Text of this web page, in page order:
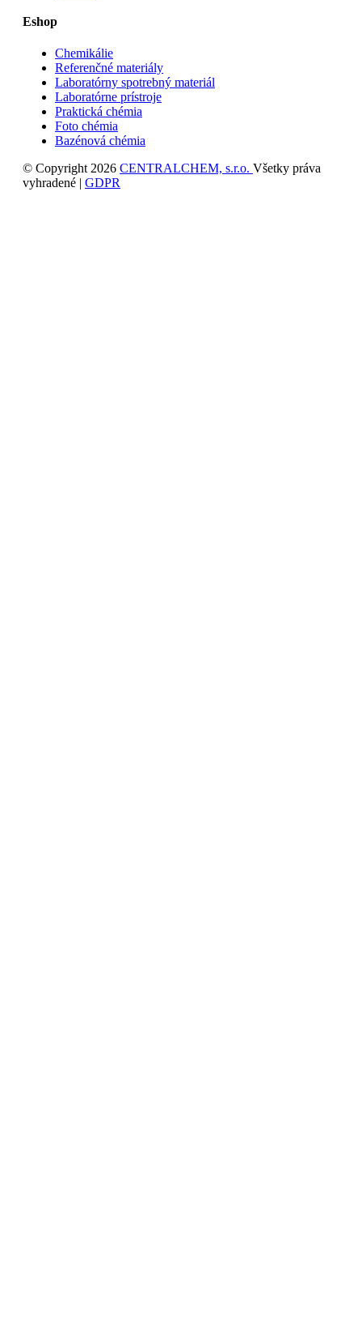
Eshop
Chemikálie
Referenčné materiály
Laboratórny spotrebný materiál
Laboratórne prístroje
Praktická chémia
Foto chémia
Bazénová chémia
© Copyright 2026 CENTRALCHEM, s.r.o. Všetky práva
vyhradené | GDPR